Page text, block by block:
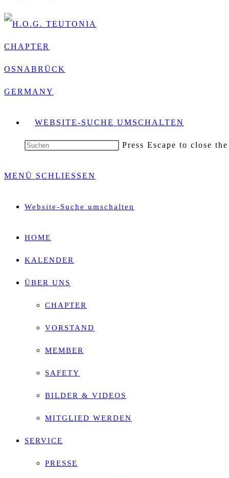
WEBSITE-SUCHE UMSCHALTEN
Press Escape to close
MENÜ SCHLIESSEN
Website-Suche umschalten
HOME
KALENDER
ÜBER UNS
CHAPTER
VORSTAND
MEMBER
SAFETY
BILDER & VIDEOS
MITGLIED WERDEN
SERVICE
PRESSE